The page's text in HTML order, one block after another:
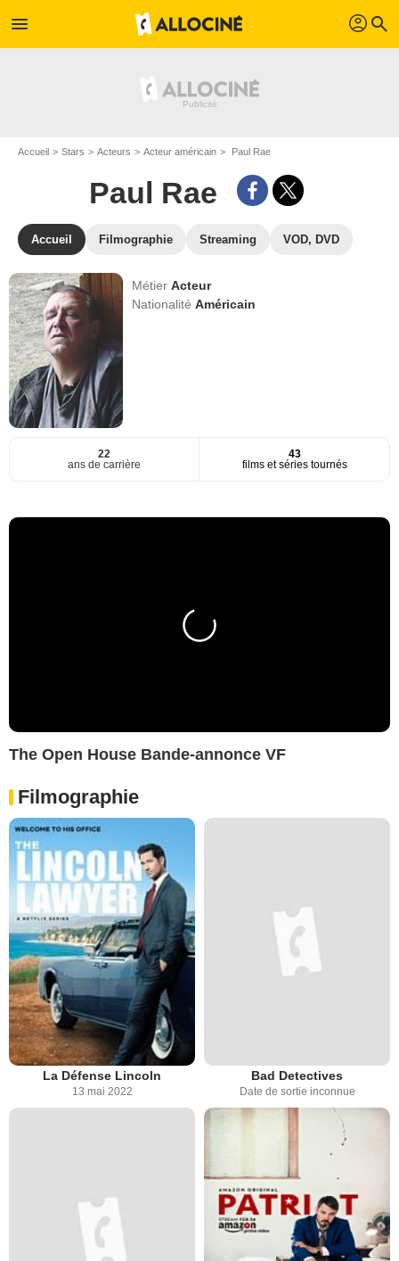
menu profil search
Accueil Stars Acteurs Acteur américain Paul Rae
Paul Rae
Accueil Filmographie Streaming VOD, DVD
MétierActeur
NationalitéAméricain
22
ans de carrière
43
films et séries tournés
The Open House Bande-annonce VF
Filmographie
La Défense Lincoln
13 mai 2022
Bad Detectives
Date de sortie inconnue